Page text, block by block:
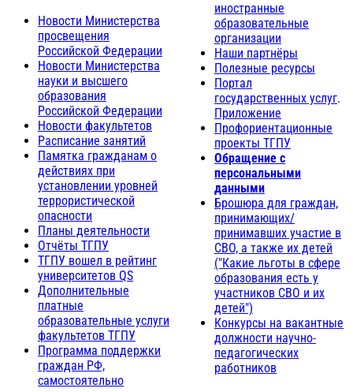
Новости Министерства
просвещения
Российской Федерации
Новости Министерства
науки и высшего
образования
Российской Федерации
Новости факультетов
Расписание занятий
Памятка гражданам о
действиях при
установлении уровней
террористической
опасности
Планы деятельности
Отчёты ТГПУ
ТГПУ вошел в рейтинг
университетов QS
Дополнительные
платные
образовательные услуги
факультетов ТГПУ
Программа поддержки
граждан РФ,
самостоятельно
иностранные
образовательные
организации
Наши партнёры
Полезные ресурсы
Портал
государственных услуг.
Приложение
Профориентационные
проекты ТГПУ
Обращение с
персональными
данными
Брошюра для граждан,
принимающих/
принимавших участие в
СВО, а также их детей
("Какие льготы в сфере
образования есть у
участников СВО и их
детей")
Конкурсы на вакантные
должности научно-
педагогических
работников